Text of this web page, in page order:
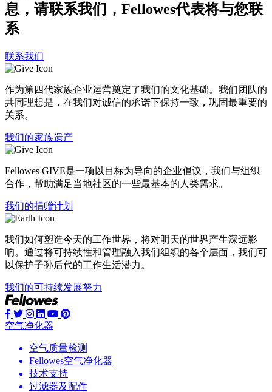
息，请联系我们，Fellowes代表将与您联
系
联系我们
作为第四代家族企业运营奠定了我们的文化基础。我们团队的
共同理想是，在我们对诚信的承诺下保持一致，巩固最重要的
关系。
我们的家族遗产
Fellowes GIVE是一项以目标为导向的企业倡议，我们与组织
合作，帮助满足当地社区的一些最基本的人类需求。
我们的捐赠计划
我们如何塑造今天的工作世界，将对明天的世界产生深远影
响。通过将可持续性和管理融入我们组织的各个层面，我们可
以保护子孙后代的工作生活潜力。
我们的可持续发展努力
空气净化器
空气质量检测
Fellowes空气净化器
技术支持
过滤器及配件